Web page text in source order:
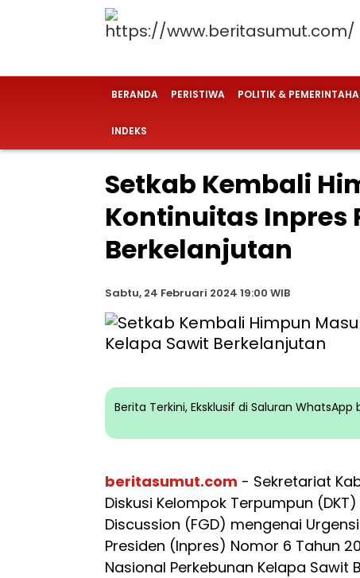
BERANDA PERISTIWA POLITIK &
INDEKS
Setkab Kembali
Kontinuitas Inpres
Berkelanjutan
Sabtu, 24 Februari 2024 19:00 WIB
Berita Terkini, Eksklusif di Saluran
beritasumut.com - Sekretariat
Diskusi Kelompok Terpumpun
Discussion (FGD) mengenai
Presiden (Inpres) Nomor 6 Tahun
Nasional Perkebunan Kelapa Sawit